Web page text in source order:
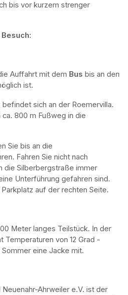
bis vor kurzem strenger
Auffahrt mit dem Bus bis an den
ist.
sich an der Roemervilla.
800 m Fußweg in die
Sie bis an die
Fahren Sie nicht nach
die Silberbergstraße immer
Unterführung gefahren sind.
auf der rechten Seite.
Meter langes Teilstück. In der
Temperaturen von 12 Grad -
eine Jacke mit.
Ahrweiler e.V. ist der